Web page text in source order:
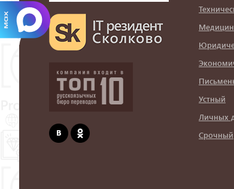
Устный
Личных
Срочный